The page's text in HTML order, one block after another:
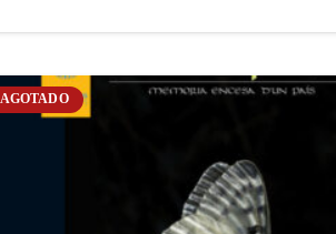
AGOTADO